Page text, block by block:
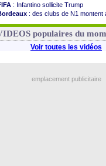
: Infantino sollicite Trump
: des clubs de N1 montent
: le démenti de Leipzig pour
populaires du
Voir toutes les vidéos
emplacement publicitaire